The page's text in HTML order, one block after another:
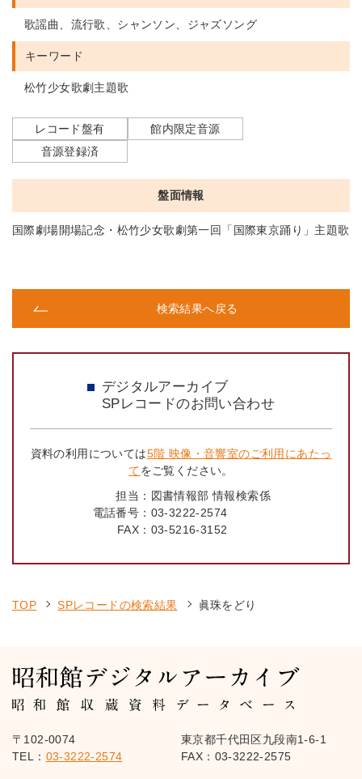
盤面情報
国際劇場開場記念・松竹少女歌劇第一回「国際東京踊り」主題歌
歌謡曲、流行歌、シャンソン、ジャズソング
キーワード
松竹少女歌劇主題歌
レコード盤有
館内限定音源
音源登録済
検索結果へ戻る
デジタルアーカイブ
SPレコードのお問い合わせ
資料の利用については5階 映像・音響室のご利用にあたっ
てをご覧ください。
担当： 図書情報部 情報検索係
電話番号： 03-3222-2574
FAX： 03-5216-3152
TOP SPレコードの検索結果 眞珠をどり
〒102-0074
東京都千代田区九段南1-6-1
TEL： 03-3222-2574 FAX：03-3222-2575